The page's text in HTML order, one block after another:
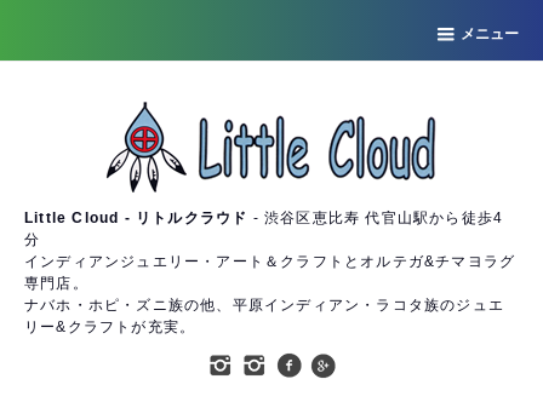
メニュー
Little Cloud - リトルクラウド - 渋谷区恵比寿 代官山駅から徒歩4
分
インディアンジュエリー・アート＆クラフトとオルテガ&チマヨラグ
専門店。
ナバホ・ホピ・ズニ族の他、平原インディアン・ラコタ族のジュエ
リー&クラフトが充実。